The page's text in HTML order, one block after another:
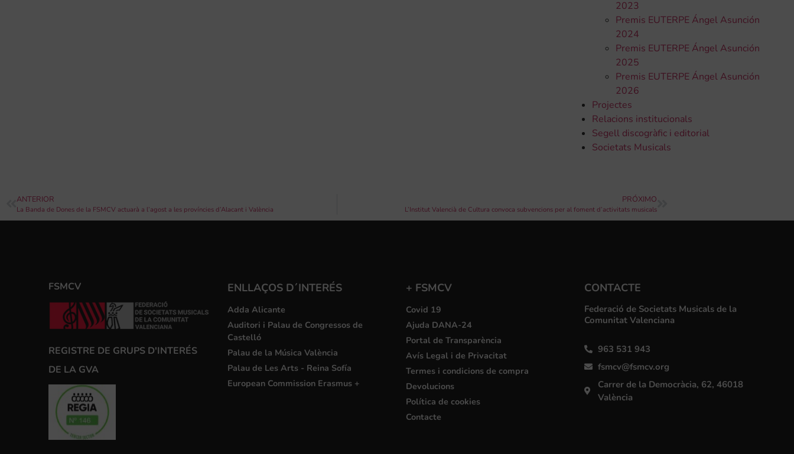
2023
Premis EUTERPE Ángel Asunción
2024
Premis EUTERPE Ángel Asunción
2025
Premis EUTERPE Ángel Asunción
2026
Projectes
Relacions institucionals
Segell discogràfic i editorial
Societats Musicals
ANTERIOR
La Banda de Dones de la FSMCV actuarà a l’agost a les províncies d’Alacant i València
PRÓXIMO
L’Institut Valencià de Cultura convoca subvencions per al foment d’activitats musicals
FSMCV
REGISTRE DE GRUPS D'INTERÉS
DE LA GVA
ENLLAÇOS D´INTERÉS
Adda Alicante
Auditori i Palau de Congressos de
Castelló
Palau de la Música València
Palau de Les Arts - Reina Sofía
European Commission Erasmus +
+ FSMCV
Covid 19
Ajuda DANA-24
Portal de Transparència
Avís Legal i de Privacitat
Termes i condicions de compra
Devolucions
Política de cookies
Contacte
CONTACTE
Federació de Societats Musicals de la
Comunitat Valenciana
963 531 943
fsmcv@fsmcv.org
Carrer de la Democràcia, 62, 46018
València